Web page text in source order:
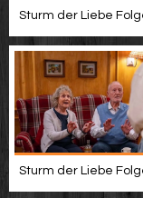
Sturm der Liebe
Sturm der Liebe